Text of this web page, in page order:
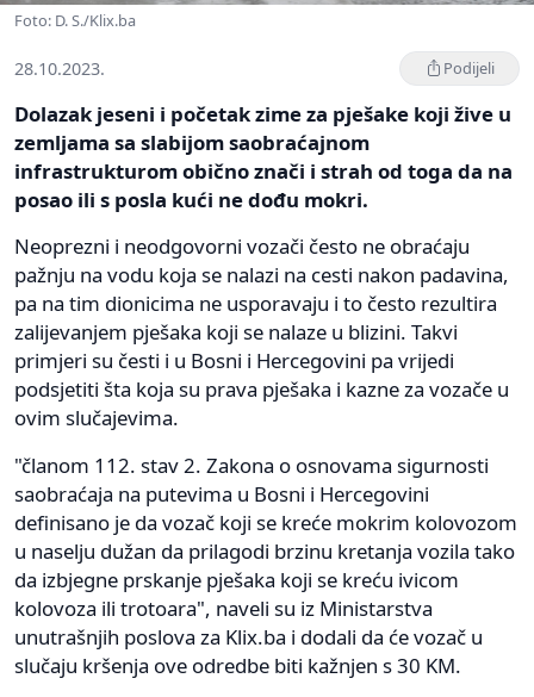
Foto: D. S./Klix.ba
28.10.2023. Podijeli
Dolazak jeseni i početak zime za pješake koji žive u
zemljama sa slabijom saobraćajnom
infrastrukturom obično znači i strah od toga da na
posao ili s posla kući ne dođu mokri.
Neoprezni i neodgovorni vozači često ne obraćaju
pažnju na vodu koja se nalazi na cesti nakon padavina,
pa na tim dionicima ne usporavaju i to često rezultira
zalijevanjem pješaka koji se nalaze u blizini. Takvi
primjeri su česti i u Bosni i Hercegovini pa vrijedi
podsjetiti šta koja su prava pješaka i kazne za vozače u
ovim slučajevima.
"članom 112. stav 2. Zakona o osnovama sigurnosti
saobraćaja na putevima u Bosni i Hercegovini
definisano je da vozač koji se kreće mokrim kolovozom
u naselju dužan da prilagodi brzinu kretanja vozila tako
da izbjegne prskanje pješaka koji se kreću ivicom
kolovoza ili trotoara", naveli su iz Ministarstva
unutrašnjih poslova za Klix.ba i dodali da će vozač u
slučaju kršenja ove odredbe biti kažnjen s 30 KM.